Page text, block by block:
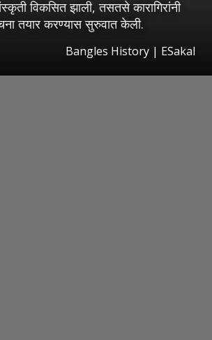
विकसित झाली, तसतसे कारागिरांनी
तयार करण्यास सुरुवात केली.
Bangles History | ESakal